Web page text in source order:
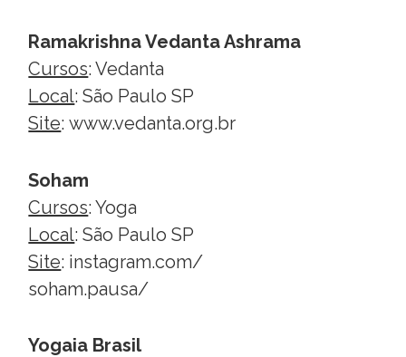
Ramakrishna Vedanta Ashrama
Cursos: Vedanta
Local: São Paulo SP
Site:www.vedanta.org.br
Soham
Cursos: Yoga
Local: São Paulo SP
Site: instagram.com/
soham.pausa/
Yogaia Brasil